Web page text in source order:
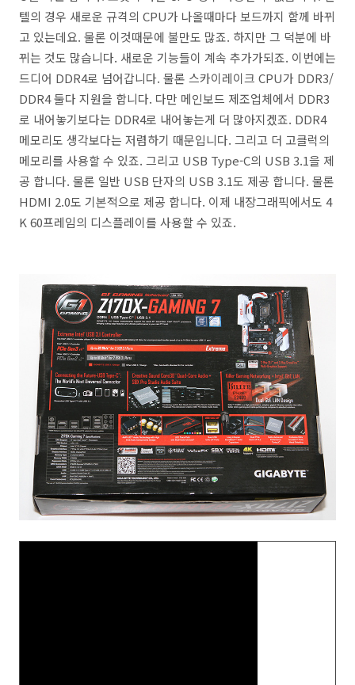
텔의 경우 새로운 규격의 CPU가 나올때마다 보드까지 함께 바뀌
고 있는데요. 물론 이것때문에 불만도 많죠. 하지만 그 덕분에 바
뀌는 것도 많습니다. 새로운 기능들이 계속 추가가되죠. 이번에는
드디어 DDR4로 넘어갑니다. 물론 스카이레이크 CPU가 DDR3/
DDR4 둘다 지원을 합니다. 다만 메인보드 제조업체에서 DDR3
로 내어놓기보다는 DDR4로 내어놓는게 더 많아지겠죠. DDR4
메모리도 생각보다는 저렴하기 때문입니다. 그리고 더 고클럭의
메모리를 사용할 수 있죠. 그리고 USB Type-C의 USB 3.1을 제
공 합니다. 물론 일반 USB 단자의 USB 3.1도 제공 합니다. 물론
HDMI 2.0도 기본적으로 제공 합니다. 이제 내장그래픽에서도 4
K 60프레임의 디스플레이를 사용할 수 있죠.